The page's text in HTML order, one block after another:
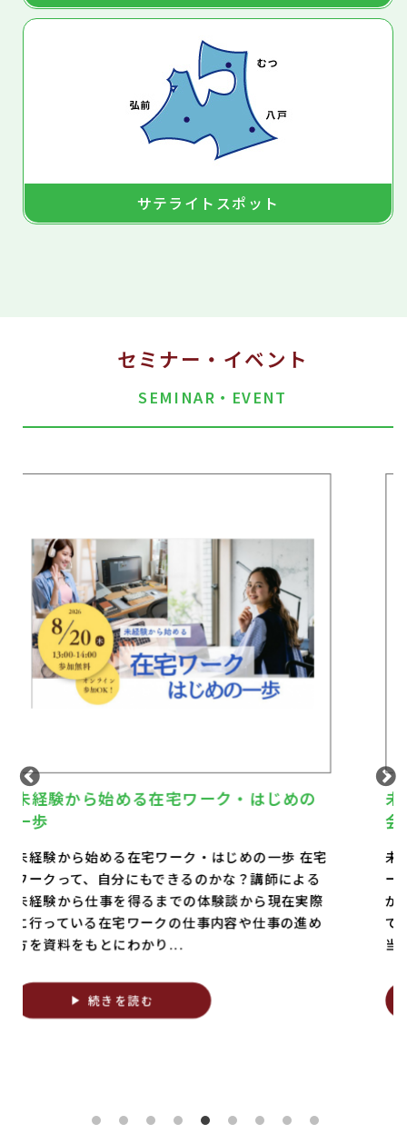
サテライトスポット
セミナー・イベント
SEMINAR・EVENT
未経験からのWeb・プログラミング体験
未経験からのWeb・プログラミング体験会 キーボ
ードが打てれば準備完了！簡単なゲームを作りな
がら学ぶプログラミング体験です。 専門知識ゼロ
でOK。Web業界のリアルや職業訓練期間中の手
当、修了後の就職...
続きを読む